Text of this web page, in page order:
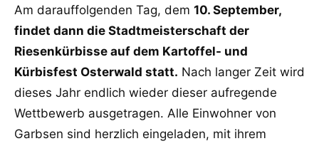
Am darauffolgenden Tag, dem 10. September,
findet dann die Stadtmeisterschaft der
Riesenkürbisse auf dem Kartoffel- und
Kürbisfest Osterwald statt. Nach langer Zeit wird
dieses Jahr endlich wieder dieser aufregende
Wettbewerb ausgetragen. Alle Einwohner von
Garbsen sind herzlich eingeladen, mit ihrem